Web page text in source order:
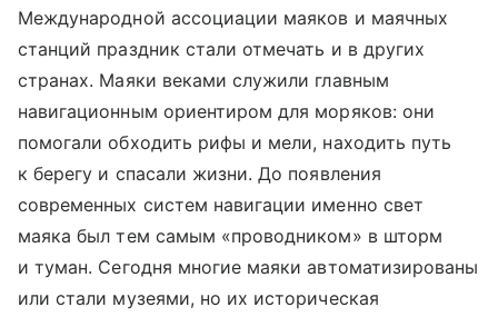
Международной ассоциации маяков и маячных
станций праздник стали отмечать и в других
странах. Маяки веками служили главным
навигационным ориентиром для моряков: они
помогали обходить рифы и мели, находить путь
к берегу и спасали жизни. До появления
современных систем навигации именно свет
маяка был тем самым «проводником» в шторм
и туман. Сегодня многие маяки автоматизированы
или стали музеями, но их историческая